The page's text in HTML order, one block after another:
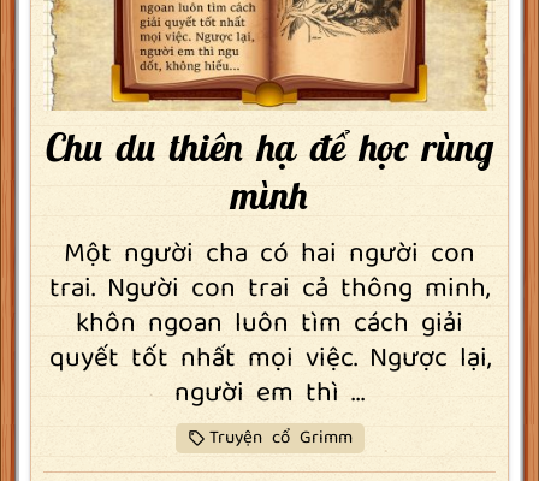
Chu du thiên hạ để học rùng
mình
Một người cha có hai người con
trai. Người con trai cả thông minh,
khôn ngoan luôn tìm cách giải
quyết tốt nhất mọi việc. Ngược lại,
người em thì ...
Truyện cổ Grimm